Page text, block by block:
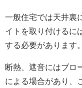
一般住宅では天井裏
イトを取り付けるに
する必要があります。
断熱、遮音にはブロ
による場合があり、